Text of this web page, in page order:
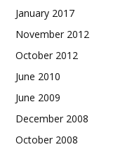
January 2017
November 2012
October 2012
June 2010
June 2009
December 2008
October 2008